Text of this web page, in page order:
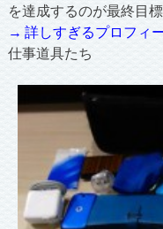
を達成するのが最終目標
→ 詳しすぎるプロフィ
仕事道具たち